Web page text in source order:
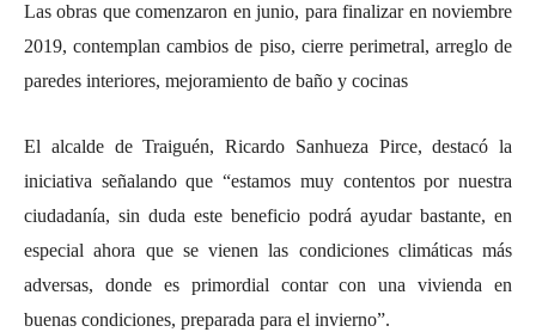
Las obras que comenzaron en junio, para finalizar en noviembre
2019, contemplan cambios de piso, cierre perimetral, arreglo de
paredes interiores, mejoramiento de baño y cocinas
El alcalde de Traiguén, Ricardo Sanhueza Pirce, destacó la
iniciativa señalando que “estamos muy contentos por nuestra
ciudadanía, sin duda este beneficio podrá ayudar bastante, en
especial ahora que se vienen las condiciones climáticas más
adversas, donde es primordial contar con una vivienda en
buenas condiciones, preparada para el invierno”.